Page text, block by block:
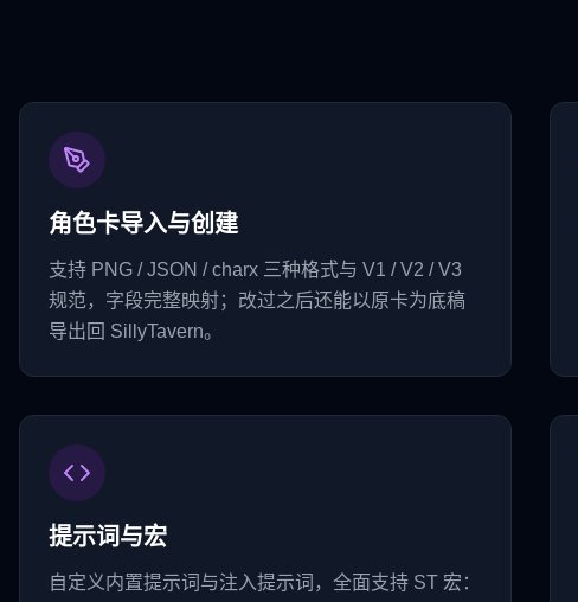
角色卡导入与创建
支持 PNG / JSON / charx 三种格式与 V1 / V2 / V3
规范，字段完整映射；改过之后还能以原卡为底稿
导出回 SillyTavern。
提示词与宏
自定义内置提示词与注入提示词，全面支持 ST 宏：